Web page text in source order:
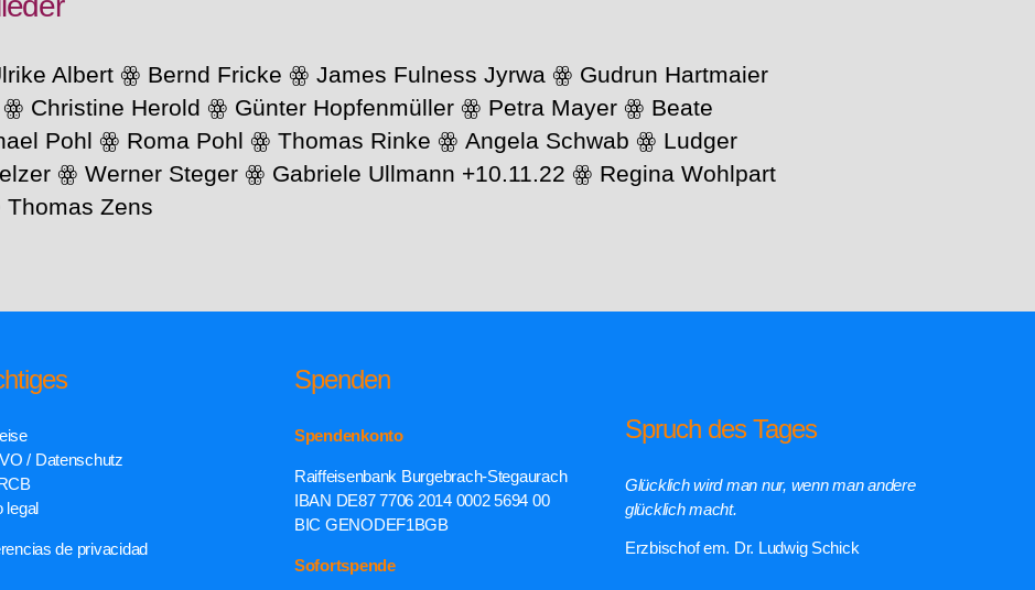
Albert ꙮ Bernd Fricke ꙮ James Fulness Jyrwa ꙮ Gudrun Hartmaier
Christine Herold ꙮ Günter Hopfenmüller ꙮ Petra Mayer ꙮ Beate
Pohl ꙮ Roma Pohl ꙮ Thomas Rinke ꙮ Angela Schwab ꙮ Ludger
ꙮ Werner Steger ꙮ Gabriele Ullmann +10.11.22 ꙮ Regina Wohlpart
Zens
/ Datenschutz
legal
de privacidad
Spenden
Spendenkonto
Raiffeisenbank Burgebrach-Stegaurach
IBAN DE87 7706 2014 0002 5694 00
BIC GENODEF1BGB
Sofortspende
Spruch des Tages
Glücklich wird man nur, wenn man andere
glücklich macht.
Erzbischof em. Dr. Ludwig Schick